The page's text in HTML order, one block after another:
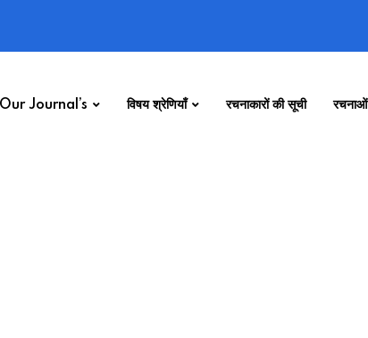
Our Journal’s विषय श्रेणियाँ रचनाकारों की सूची